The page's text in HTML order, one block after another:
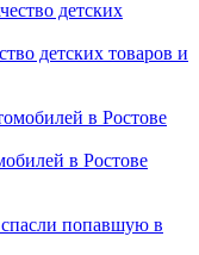
детских товаров и
в Ростове